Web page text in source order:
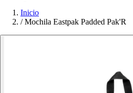
Inicio
/ Mochila Eastpak Padded Pak'R